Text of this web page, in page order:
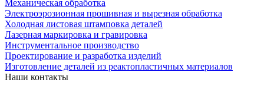
Механическая обработка
Электроэрозионная прошивная и вырезная обработка
Холодная листовая штамповка деталей
Лазерная маркировка и гравировка
Инструментальное производство
Проектирование и разработка изделий
Изготовление деталей из реактопластичных материалов
Наши контакты